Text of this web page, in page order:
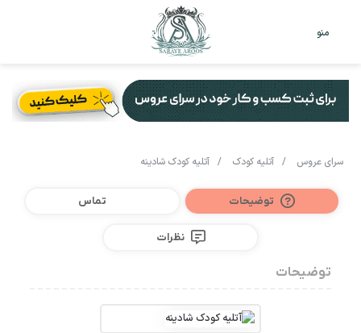
منو
سرای عروس / آتلیه کودک / آتلیه کودک شادینه
توضیحات تماس
نظرات
توضیحات